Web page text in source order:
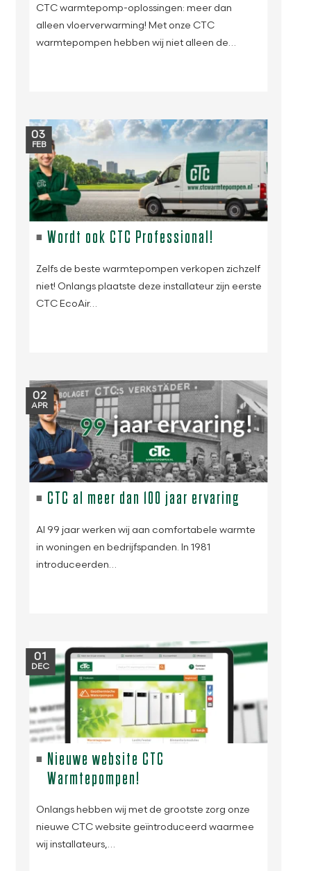
CTC warmtepomp-oplossingen: meer dan
alleen vloerverwarming! Met onze CTC
warmtepompen hebben wij niet alleen de…
03
FEB
Wordt ook CTC Professional!
Zelfs de beste warmtepompen verkopen zichzelf
niet! Onlangs plaatste deze installateur zijn eerste
CTC EcoAir…
02
APR
CTC al meer dan 100 jaar ervaring
Al 99 jaar werken wij aan comfortabele warmte
in woningen en bedrijfspanden. In 1981
introduceerden…
01
DEC
Nieuwe website CTC
Warmtepompen!
Onlangs hebben wij met de grootste zorg onze
nieuwe CTC website geïntroduceerd waarmee
wij installateurs,…